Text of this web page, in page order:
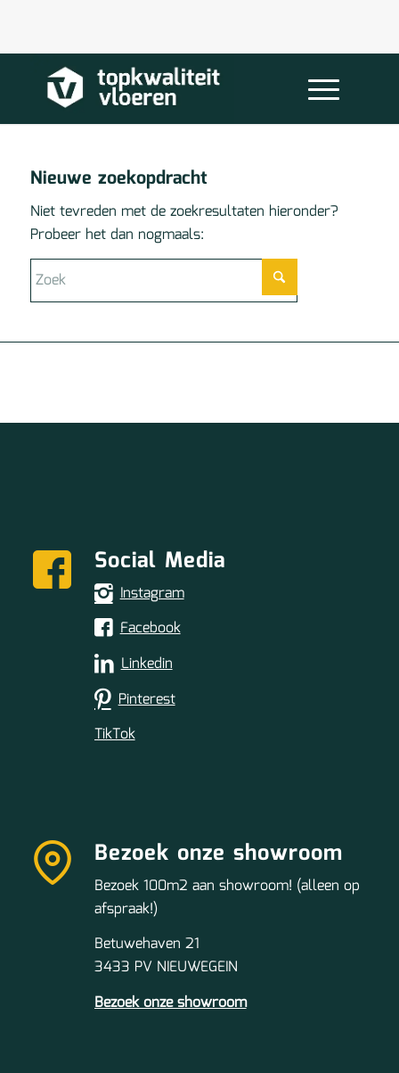
Nieuwe zoekopdracht
Niet tevreden met de zoekresultaten hieronder?
Probeer het dan nogmaals:
Social Media
Instagram
Facebook
Linkedin
Pinterest
TikTok
Bezoek onze showroom
Bezoek 100m2 aan showroom! (alleen op
afspraak!)
Betuwehaven 21
3433 PV NIEUWEGEIN
Bezoek onze showroom